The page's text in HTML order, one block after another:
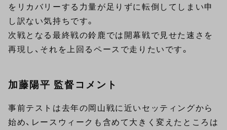
をリカバリーする力量が足りずに転倒してしまい申
し訳ない気持ちです。
次戦となる最終戦の鈴鹿では開幕戦で見せた速さを
再現し、それを上回るペースで走りたいです。
加藤陽平 監督コメント
事前テストは去年の岡山戦に近いセッティングから
始め、レースウィークも含めて大きく変えたところは